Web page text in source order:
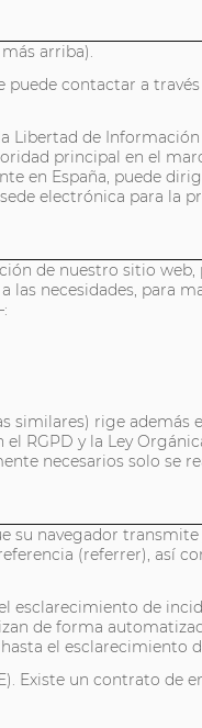
arriba).
puede contactar a
Libertad de
principal en el
en España, puede
electrónica para la
de nuestro sitio
necesidades, para
similares) rige además
el RGPD y la Ley
necesarios solo se
navegador transmite
(referrer), así
esclarecimiento de
de forma
el esclarecimiento
Existe un contrato